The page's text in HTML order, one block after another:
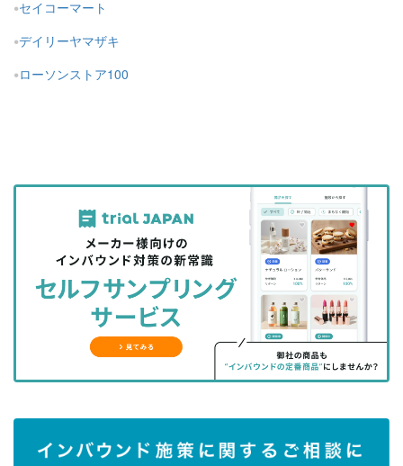
セイコーマート
デイリーヤマザキ
ローソンストア100